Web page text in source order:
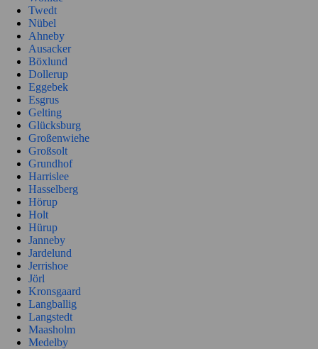
Twedt
Nübel
Ahneby
Ausacker
Böxlund
Dollerup
Eggebek
Esgrus
Gelting
Glücksburg
Großenwiehe
Großsolt
Grundhof
Harrislee
Hasselberg
Hörup
Holt
Hürup
Janneby
Jardelund
Jerrishoe
Jörl
Kronsgaard
Langballig
Langstedt
Maasholm
Medelby